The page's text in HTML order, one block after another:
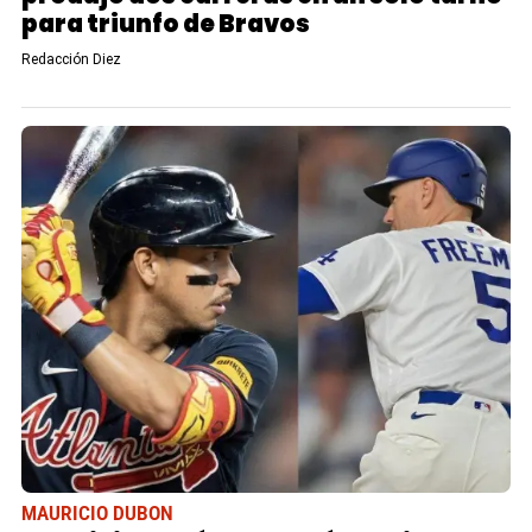
para triunfo de Bravos
Redacción Diez
MAURICIO DUBON